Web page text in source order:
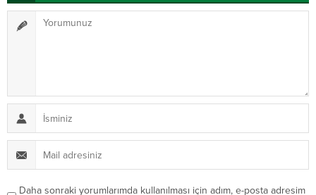
Daha sonraki yorumlarımda kullanılması için adım, e-posta adresim